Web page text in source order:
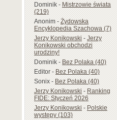
Dominik-Mistrzowie świata
(219)
Anonim-Żydowska
Encyklopedia Szachowa (7)
Jerzy Konikowski-Jerzy
Konikowski obchodzi
urodziny!
Dominik-Bez Polaka (40)
Editor-Bez Polaka (40)
Sonix-Bez Polaka (40)
Jerzy Konikowski-Ranking
FIDE: Styczeń 2026
Jerzy Konikowski-Polskie
występy (103)